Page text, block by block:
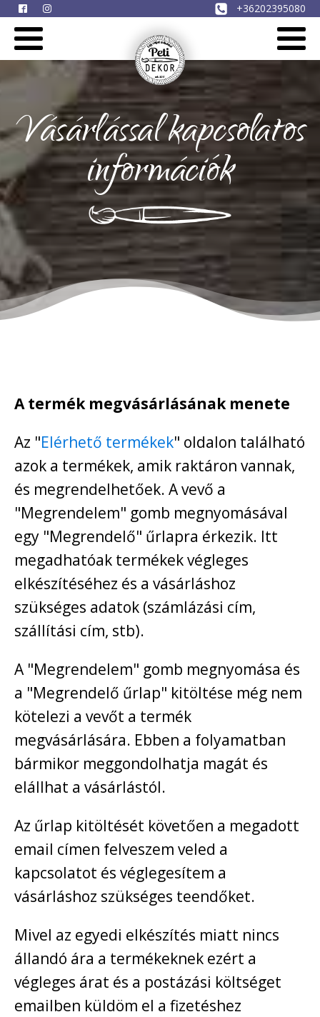
+36202395080
Vásárlással kapcsolatos
információk
A termék megvásárlásának menete
Az "Elérhető termékek" oldalon található
azok a termékek, amik raktáron vannak,
és megrendelhetőek. A vevő a
"Megrendelem" gomb megnyomásával
egy "Megrendelő" űrlapra érkezik. Itt
megadhatóak termékek végleges
elkészítéséhez és a vásárláshoz
szükséges adatok (számlázási cím,
szállítási cím, stb).
A "Megrendelem" gomb megnyomása és
a "Megrendelő űrlap" kitöltése még nem
kötelezi a vevőt a termék
megvásárlására. Ebben a folyamatban
bármikor meggondolhatja magát és
elállhat a vásárlástól.
Az űrlap kitöltését követően a megadott
email címen felveszem veled a
kapcsolatot és véglegesítem a
vásárláshoz szükséges teendőket.
Mivel az egyedi elkészítés miatt nincs
állandó ára a termékeknek ezért a
végleges árat és a postázási költséget
emailben küldöm el a fizetéshez